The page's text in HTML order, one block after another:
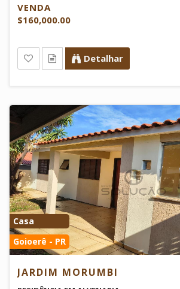
VENDA
$160,000.00
Detalhar
Casa
Goioerê - PR
JARDIM MORUMBI